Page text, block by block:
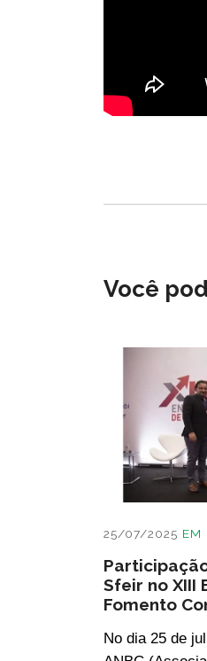
Você
25/07/2025 EM
Sfeir no XIII
Fomento
No dia 25 de